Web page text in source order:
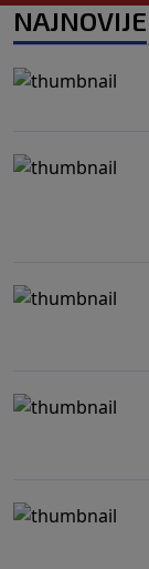
NAJNOVIJE